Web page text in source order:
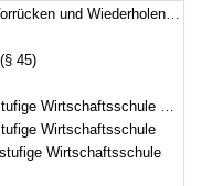
Zeugnisse (§§ 12–26)
45)
mit Vorklasse
Wirtschaftsschule
Wirtschaftsschule